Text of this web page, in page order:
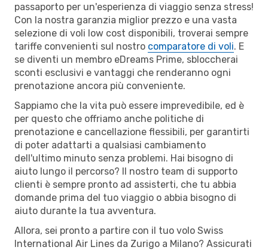
passaporto per un'esperienza di viaggio senza stress!
Con la nostra garanzia miglior prezzo e una vasta
selezione di voli low cost disponibili, troverai sempre
tariffe convenienti sul nostro comparatore di voli. E
se diventi un membro eDreams Prime, sbloccherai
sconti esclusivi e vantaggi che renderanno ogni
prenotazione ancora più conveniente.
Sappiamo che la vita può essere imprevedibile, ed è
per questo che offriamo anche politiche di
prenotazione e cancellazione flessibili, per garantirti
di poter adattarti a qualsiasi cambiamento
dell'ultimo minuto senza problemi. Hai bisogno di
aiuto lungo il percorso? Il nostro team di supporto
clienti è sempre pronto ad assisterti, che tu abbia
domande prima del tuo viaggio o abbia bisogno di
aiuto durante la tua avventura.
Allora, sei pronto a partire con il tuo volo Swiss
International Air Lines da Zurigo a Milano? Assicurati